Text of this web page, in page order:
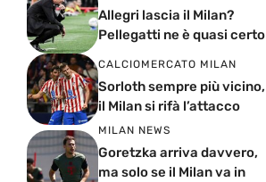
Allegri lascia il Milan?
Pellegatti ne è quasi certo
CALCIOMERCATO MILAN
Sorloth sempre più vicino,
il Milan si rifà l’attacco
MILAN NEWS
Goretzka arriva davvero,
ma solo se il Milan va in